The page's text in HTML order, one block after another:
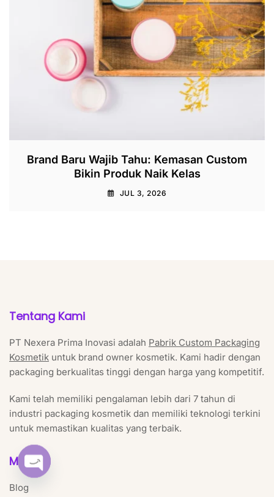
Brand Baru Wajib Tahu: Kemasan Custom
Bikin Produk Naik Kelas
JUL 3, 2026
Tentang Kami
PT Nexera Prima Inovasi adalah Pabrik Custom Packaging
Kosmetik untuk brand owner kosmetik. Kami hadir dengan
packaging berkualitas tinggi dengan harga yang kompetitif.
Kami telah memiliki pengalaman lebih dari 7 tahun di
industri packaging kosmetik dan memiliki teknologi terkini
untuk memastikan kualitas yang terbaik.
Menu
Blog